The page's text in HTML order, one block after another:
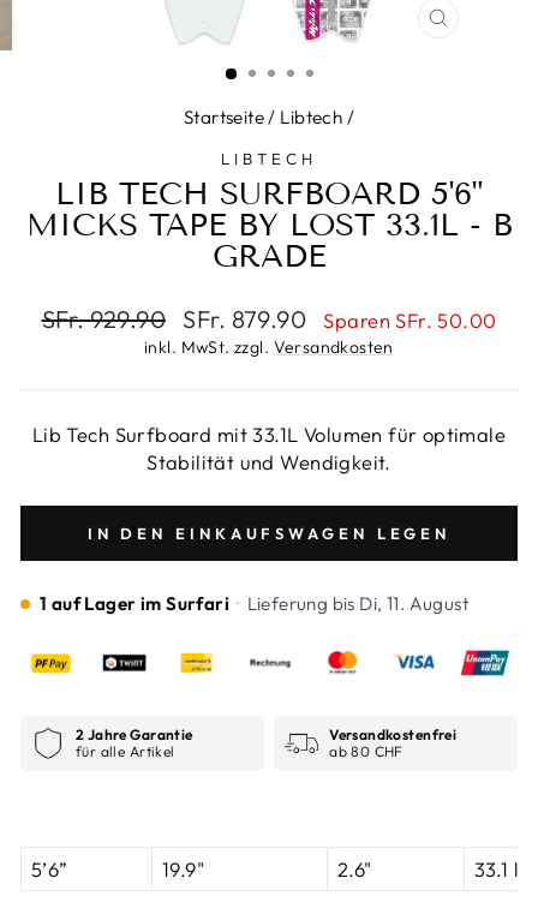
Startseite/ Libtech /
LIBTECH
LIB TECH SURFBOARD 5'6"
MICKS TAPE BY LOST 33.1L - B
GRADE
Normaler
SFr. 929.90 Sonderpreis
SFr. 879.90 Sparen SFr. 50.00
inkl. MwSt. zzgl. Versandkosten
Lib Tech Surfboard mit 33.1L Volumen für optimale
Stabilität und Wendigkeit.
IN DEN EINKAUFSWAGEN LEGEN
1 auf Lager im Surfari · Lieferung bis Di, 11. August
2 Jahre Garantie
für alle Artikel
Versandkostenfrei
ab 80 CHF
5’6” 19.9" 2.6" 33.1 l